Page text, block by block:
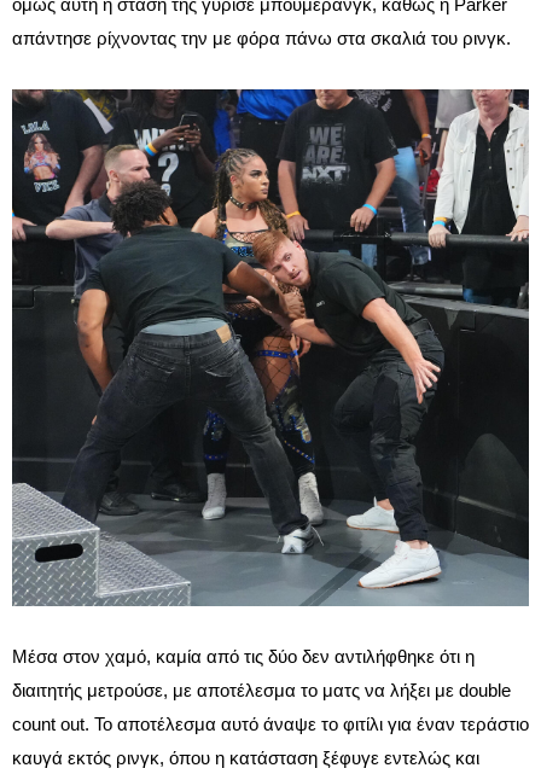
απάντησε ρίχνοντας την με φόρα πάνω στα σκαλιά του ρινγκ.
Μέσα στον χαμό, καμία από τις δύο δεν αντιλήφθηκε ότι η
διαιτητής μετρούσε, με αποτέλεσμα το ματς να λήξει με double
count out. Το αποτέλεσμα αυτό άναψε το φιτίλι για έναν τεράστιο
καυγά εκτός ρινγκ, όπου η κατάσταση ξέφυγε εντελώς και